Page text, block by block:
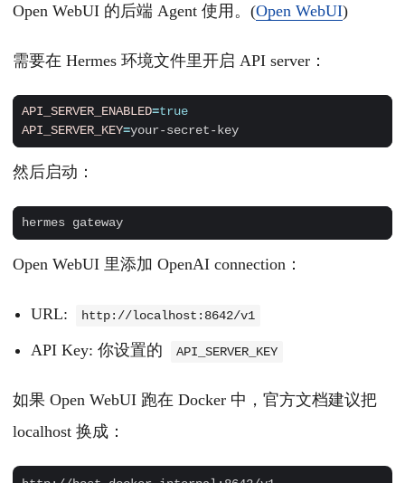
Open WebUI 的后端 Agent 使用。(Open WebUI)
需要在 Hermes 环境文件里开启 API server：
API_SERVER_ENABLED=true
API_SERVER_KEY=
然后启动：
Open WebUI 里添加 OpenAI connection：
URL: http://localhost:8642/v1
API Key: 你设置的 API_SERVER_KEY
如果 Open WebUI 跑在 Docker 中，官方文档建议把
localhost 换成：